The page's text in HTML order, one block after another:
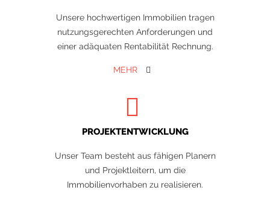
Unsere hochwertigen Immobilien tragen
nutzungsgerechten Anforderungen und
einer adäquaten Rentabilität Rechnung.
MEHR
PROJEKTENTWICKLUNG
Unser Team besteht aus fähigen Planern
und Projektleitern, um die
Immobilienvorhaben zu realisieren.